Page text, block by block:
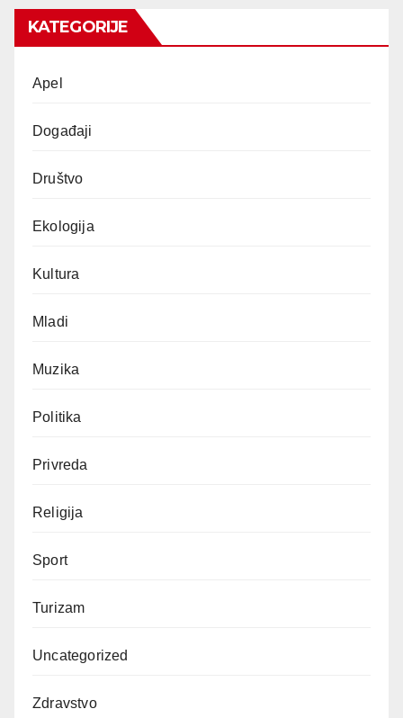
KATEGORIJE
Apel
Događaji
Društvo
Ekologija
Kultura
Mladi
Muzika
Politika
Privreda
Religija
Sport
Turizam
Uncategorized
Zdravstvo